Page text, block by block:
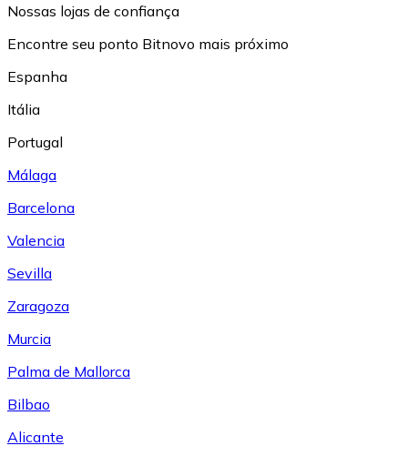
Nossas lojas de confiança
Encontre seu ponto Bitnovo mais próximo
Espanha
Itália
Portugal
Málaga
Barcelona
Valencia
Sevilla
Zaragoza
Murcia
Palma de Mallorca
Bilbao
Alicante